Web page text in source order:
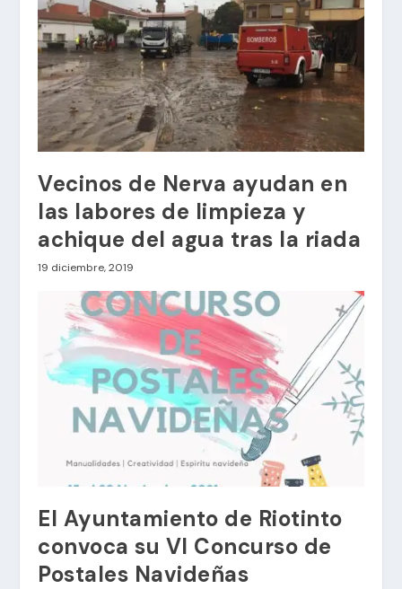
Vecinos de Nerva ayudan en
las labores de limpieza y
achique del agua tras la riada
19 diciembre, 2019
El Ayuntamiento de Riotinto
convoca su VI Concurso de
Postales Navideñas